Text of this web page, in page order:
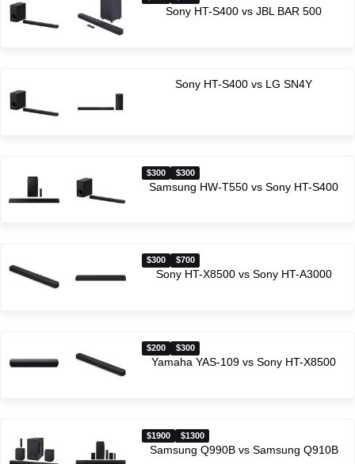
Sony HT-S400 vs JBL BAR 500
Sony HT-S400 vs LG SN4Y
$300 $300
Samsung HW-T550 vs Sony HT-S400
$300 $700
Sony HT-X8500 vs Sony HT-A3000
$200 $300
Yamaha YAS-109 vs Sony HT-X8500
$1900 $1300
Samsung Q990B vs Samsung Q910B